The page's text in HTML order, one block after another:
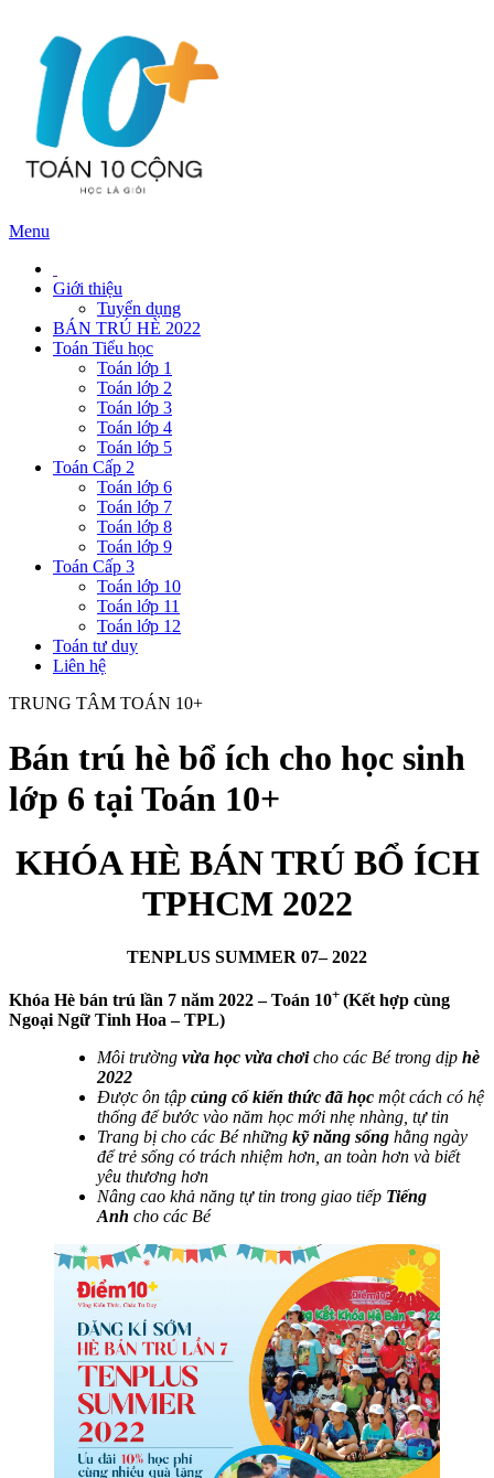
Menu
Giới thiệu
Tuyển dụng
BÁN TRÚ HÈ 2022
Toán Tiểu học
Toán lớp 1
Toán lớp 2
Toán lớp 3
Toán lớp 4
Toán lớp 5
Toán Cấp 2
Toán lớp 6
Toán lớp 7
Toán lớp 8
Toán lớp 9
Toán Cấp 3
Toán lớp 10
Toán lớp 11
Toán lớp 12
Toán tư duy
Liên hệ
TRUNG TÂM TOÁN 10+
Bán trú hè bổ ích cho học sinh
lớp 6 tại Toán 10+
KHÓA HÈ BÁN TRÚ BỔ ÍCH
TPHCM 2022
TENPLUS SUMMER 07– 2022
Khóa Hè bán trú lần 7 năm 2022 – Toán 10+ (Kết hợp cùng
Ngoại Ngữ Tinh Hoa – TPL)
Môi trường vừa học vừa chơicho các Bé trong dịp hè
2022
Được ôn tập củng cố kiến thức đã học một cách có hệ
thống để bước vào năm học mới nhẹ nhàng, tự tin
Trang bị cho các Bé những kỹ năng sống hằng ngày
để trẻ sống có trách nhiệm hơn, an toàn hơn và biết
yêu thương hơn
Nâng cao khả năng tự tin trong giao tiếp Tiếng
Anh cho các Bé